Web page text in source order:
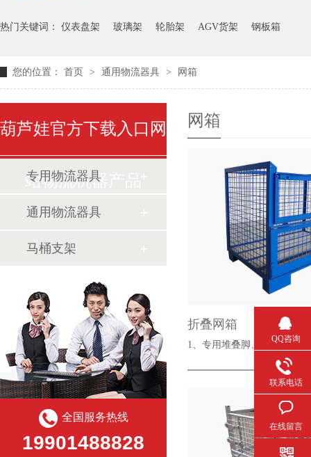
热门关键词： 仪表盘架 玻璃架 轮胎架 AGV货架 钢板箱
您的位置： 首页 > 通用物流器具 > 网箱
网箱
折叠网箱
1、专用堆叠脚、可折叠存放
葫芦娃官方下载入口网
站物流机器产品
专用物流器具
通用物流器具
马桶支架
全国服务热线
19901488828
QQ咨询
联系电话
在线留言